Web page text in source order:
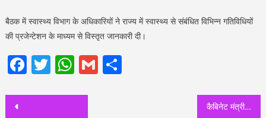
बैठक में स्वास्थ्य विभाग के अधिकारियों ने राज्य में स्वास्थ्य से संबंधित विभिन्न गतिविधियों
की प्रजेन्टेशन के माध्यम से विस्तृत जानकारी दी।
Facebook
Twitter
WhatsApp
GmailShare
Post
कैबिनेट मंत्री गणेश जोशी ने “द मास्टर्स क्लास ” का द मास्टर्स क्लास के चेयरमैन मुकेश लाल के साथ “द मास्टर क्लास ” का लांच किया